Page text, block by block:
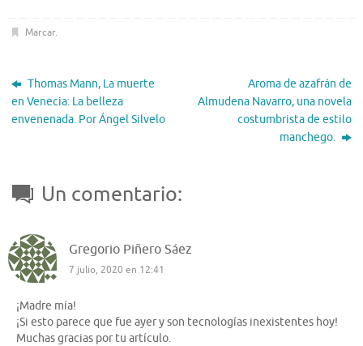
Marcar.
Thomas Mann, La muerte
en Venecia: La belleza
envenenada. Por Ángel Silvelo
Aroma de azafrán de
Almudena Navarro, una novela
costumbrista de estilo
manchego.
Un comentario:
Gregorio Piñero Sáez
7 julio, 2020 en 12:41
¡Madre mía!
¡Si esto parece que fue ayer y son tecnologías inexistentes hoy!
Muchas gracias por tu artículo.